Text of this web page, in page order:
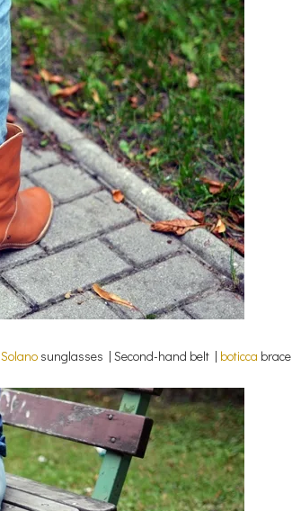
Solanosunglasses | Second-hand belt | boticca